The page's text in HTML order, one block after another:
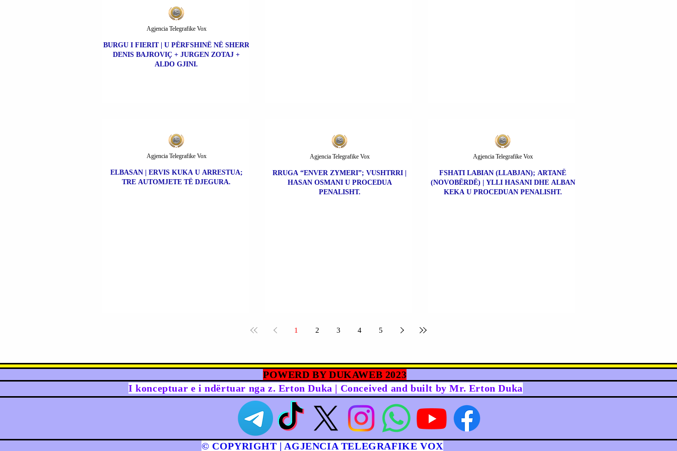
BURGU I FIERIT | U PËRFSHINË NË SHERR
DENIS BAJROVIÇ + JURGEN ZOTAJ +
ALDO GJINI.
Agjencia Telegrafike Vox
ELBASAN | ERVIS KUKA U ARRESTUA;
TRE AUTOMJETE TË DJEGURA.
Agjencia Telegrafike Vox
RRUGA “ENVER ZYMERI”; VUSHTRRI |
HASAN OSMANI U PROCEDUA
PENALISHT.
Agjencia Telegrafike Vox
FSHATI LABIAN (LLABJAN); ARTANË
(NOVOBËRDË) | YLLI HASANI DHE ALBAN
KEKA U PROCEDUAN PENALISHT.
Agjencia Telegrafike Vox
1 2 3 4 5
POWERD BY DUKAWEB 2023
I konceptuar e i ndërtuar nga z. Erton Duka | Conceived and built by Mr. Erton Duka
© COPYRIGHT | AGJENCIA TELEGRAFIKE VOX